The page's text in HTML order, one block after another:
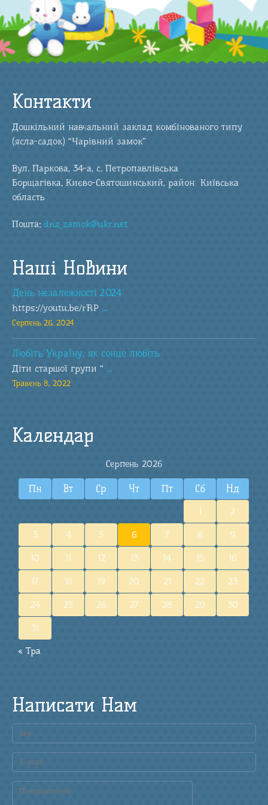
Контакти
Дошкільний навчальний заклад комбінованого типу
(ясла-садок) “Чарівний замок”
Вул. Паркова, 34-а, с. Петропавлівська
Борщагівка, Києво-Святошинський, район Київська
область
Пошта:dnz_zamok@ukr.net
Наші Новини
День незалежності 2024
https://youtu.be/rRP ...
Серпень 26, 2024
Любіть Україну, як сонце любіть
Діти старшої групи “ ...
Травень 8, 2022
Календар
Серпень 2026
Пн Вт Ср Чт Пт Сб Нд
« Тра
1 2
3 4 5 6 7 8 9
10 11 12 13 14 15 16
17 18 19 20 21 22 23
24 25 26 27 28 29 30
31
Написати Нам